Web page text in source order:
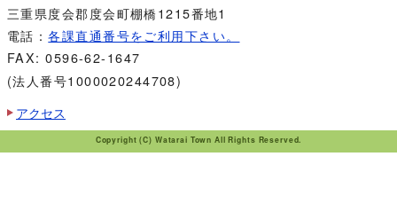
三重県度会郡度会町棚橋1215番地1
電話：各課直通番号をご利用下さい。
FAX: 0596-62-1647
(法人番号1000020244708)
アクセス
Copyright (C) Watarai Town All Rights Reserved.